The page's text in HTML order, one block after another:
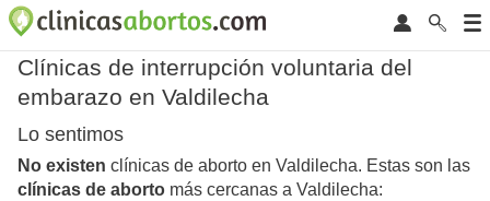
Clínicas de interrupción voluntaria del
embarazo en Valdilecha
Lo sentimos
No existen clínicas de aborto en Valdilecha. Estas son las
clínicas de aborto más cercanas a Valdilecha: